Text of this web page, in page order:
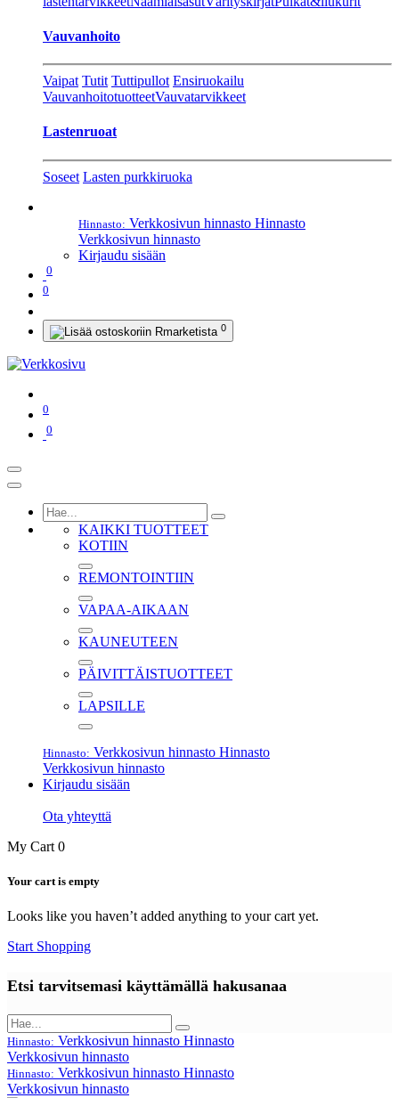
Vauvanhoito
Vaipat Tutit Tuttipullot Ensiruokailu
VauvanhoitotuotteetVauvatarvikkeet
Lastenruoat
Soseet Lasten purkkiruoka
Hinnasto: Verkkosivun hinnasto Hinnasto
Verkkosivun hinnasto
Kirjaudu sisään
0
0
0
0
0
KAIKKI TUOTTEET
KOTIIN
REMONTOINTIIN
VAPAA-AIKAAN
KAUNEUTEEN
PÄIVITTÄISTUOTTEET
LAPSILLE
Hinnasto: Verkkosivun hinnasto Hinnasto
Verkkosivun hinnasto
Kirjaudu sisään
Ota yhteyttä
My Cart 0
Your cart is empty
Looks like you haven’t added anything to your cart yet.
Start Shopping
Etsi tarvitsemasi käyttämällä hakusanaa
Hinnasto: Verkkosivun hinnasto Hinnasto
Verkkosivun hinnasto
Hinnasto: Verkkosivun hinnasto Hinnasto
Verkkosivun hinnasto